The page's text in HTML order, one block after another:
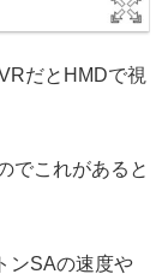
だとHMDで視
でこれがあると
ンSAの速度や